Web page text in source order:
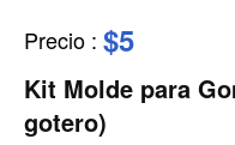
Precio : $5
Kit Molde para
gotero)